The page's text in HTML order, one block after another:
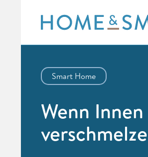
content
Smart Home
Wenn